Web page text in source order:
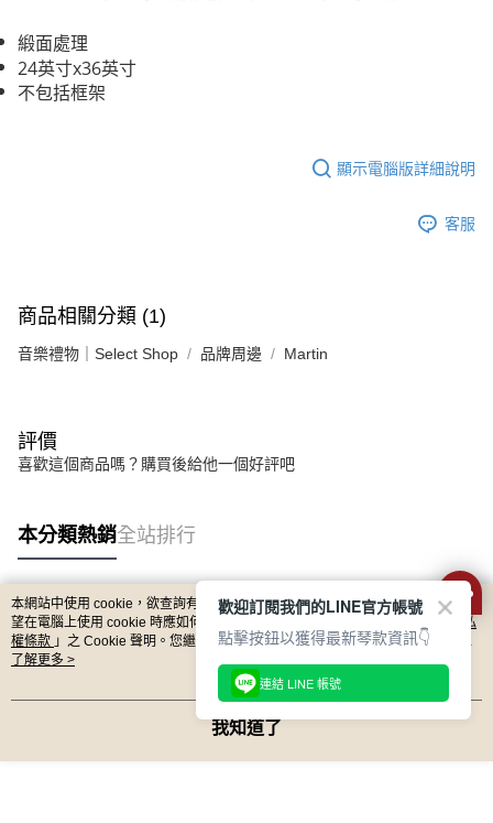
３．收到繳費通知簡訊後14天內，點擊此簡訊中的連結，可透過四大超商／
ATM／網路銀行／等多元方式進行付款，方視為交易完成。
※ 請注意：結帳手續完成當下不需立刻繳費，但若您需要取消訂單，請聯絡
購買商品的店家。未經商家同意取消之訂單仍視為有效，需透過AFTEE先享
https://netprotections.freshdesk.com/support/home
１．透過由恩沛科技股份有限公司提供之「AFTEE先享後付」服務完成之交
https://aftee.tw/terms/#terms3
３．未成年的使用者請事先徵得法定代理人或監護人之同意方可使用
「AFTEE先享後付」，若未經同意申辦者引起之損失，本公司不負相關責
請求用戶進行身份認證。
５．嚴禁一人註冊多個帳號或使用他人資訊註冊。若發現惡意使用之情形，
恩沛科技股份有限公司將有權停止該用戶之使用額度並採取法律行動。
7-11取貨付款
每筆NT$60，滿NT$899(含以上)免運費
每筆NT$80，滿NT$899(含以上)免運費
宅配 - 離島
免運費
緞面處理
24英寸x36英寸
不包括框架
顯示電腦版詳細說明
客服
商品相關分類 (1)
音樂禮物｜Select Shop 品牌周邊 Martin
評價
喜歡這個商品嗎？購買後給他一個好評吧
本分類熱銷全站排行
熱門標籤
本網站中使用 cookie，欲查詢有關本網站使用 cookie 方式之詳情，及若您不希
望在電腦上使用 cookie 時應如何變更電腦的 cookie 設定，請參閱本網站「
隱私
權條款 」之 Cookie 聲明。您繼續使用本網站即表示您同意本公司得按本網站使
用條款之 Cookie 聲明使用 cookie。
了解更多 >
我知道了
歡迎訂閱我們的LINE官方帳號
點擊按鈕以獲得最新琴款資訊👇
連結 LINE 帳號